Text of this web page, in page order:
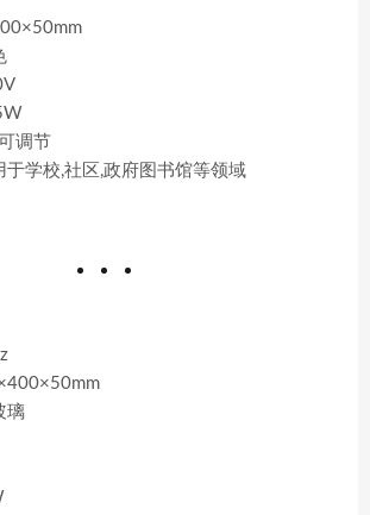
调节
于学校,社区,政府图书馆等领域
璃